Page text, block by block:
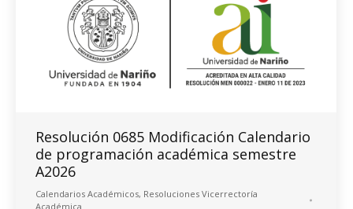
Resolución 0685 Modificación Calendario
de programación académica semestre
A2026
Calendarios Académicos, Resoluciones Vicerrectoría
Académica